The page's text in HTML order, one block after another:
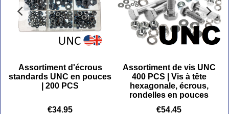
Assortiment d'écrous
standards UNC en pouces
| 200 PCS
€34.95
Assortiment de vis UNC
400 PCS | Vis à tête
hexagonale, écrous,
rondelles en pouces
€54.45